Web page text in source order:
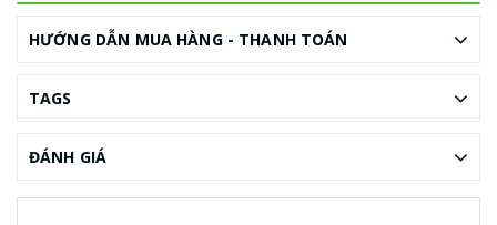
HƯỚNG DẪN MUA HÀNG - THANH TOÁN
TAGS
ĐÁNH GIÁ